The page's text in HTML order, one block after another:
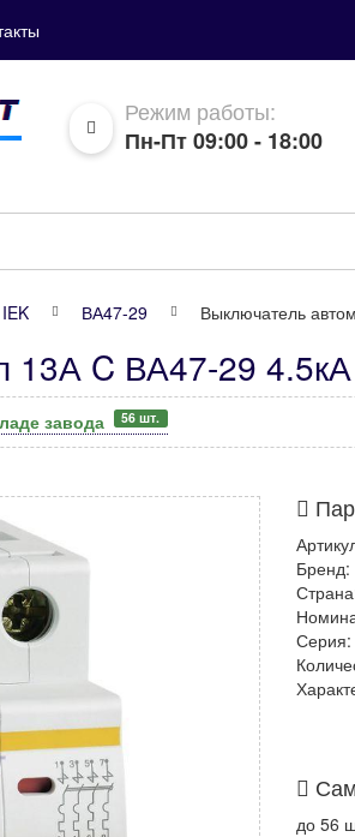
Режим работы:
Пн-Пт 09:00 - 18:00
IEK ВА47-29 Выключатель
13А C ВА47-29
завода 56 шт.
Бренд:
Серия:
до 56